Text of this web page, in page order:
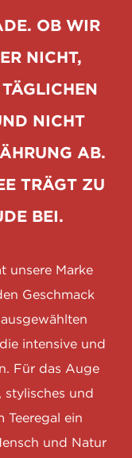
OB WIR
NICHT,
NICHT
AB.
TRÄGT ZU
BEI.
unsere Marke
Geschmack
intensive und
Für das Auge
stylisches und
Teeregal ein
und Natur